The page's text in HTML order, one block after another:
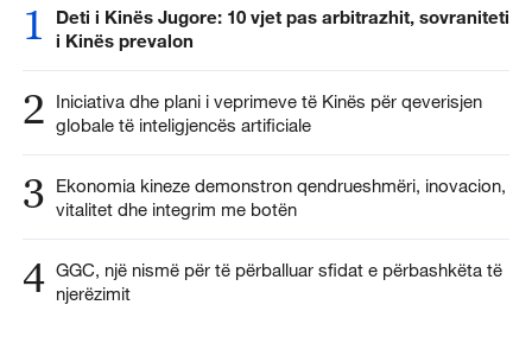
1
Deti i Kinës Jugore: 10 vjet pas arbitrazhit, sovraniteti
i Kinës prevalon
2
Iniciativa dhe plani i veprimeve të Kinës për qeverisjen
globale të inteligjencës artificiale
3
Ekonomia kineze demonstron qendrueshmëri, inovacion,
vitalitet dhe integrim me botën
4 GGC, një nismë për të përballuar sfidat e përbashkëta të
njerëzimit